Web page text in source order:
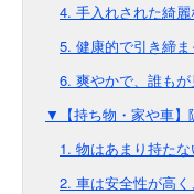
4. 手入れされた綺
5. 健康的で引き締
6. 爽やかで、誰も
▼【持ち物・家や車】
1. 物はあまり持た
2. 車は安全性が高